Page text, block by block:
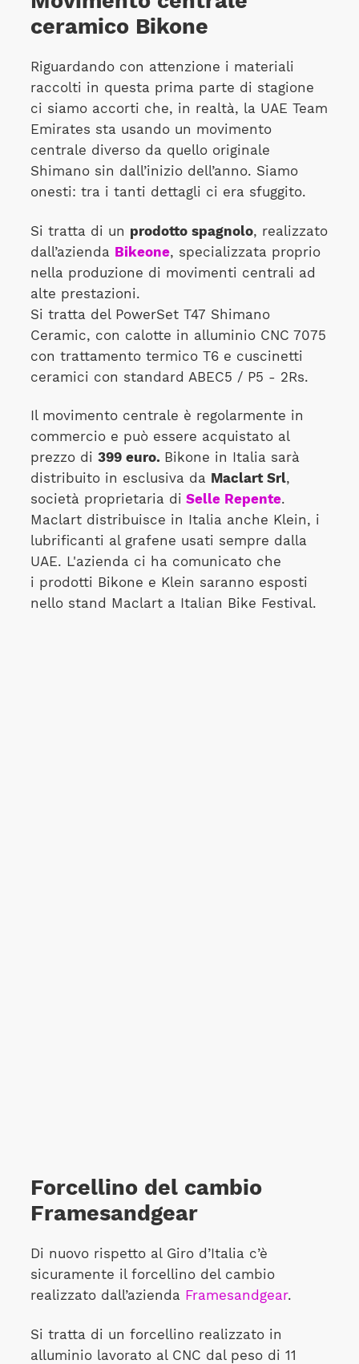
ceramico Bikone
Riguardando con attenzione i materiali
raccolti in questa prima parte di stagione
ci siamo accorti che, in realtà, la UAE Team
Emirates sta usando un movimento
centrale diverso da quello originale
Shimano sin dall’inizio dell’anno. Siamo
onesti: tra i tanti dettagli ci era sfuggito.
Si tratta di un prodotto spagnolo, realizzato
dall’azienda Bikeone, specializzata proprio
nella produzione di movimenti centrali ad
alte prestazioni.
Si tratta del PowerSet T47 Shimano
Ceramic, con calotte in alluminio CNC 7075
con trattamento termico T6 e cuscinetti
ceramici con standard ABEC5 / P5 - 2Rs.
Il movimento centrale è regolarmente in
commercio e può essere acquistato al
prezzo di 399 euro. Bikone in Italia sarà
distribuito in esclusiva da Maclart Srl,
società proprietaria di Selle Repente.
Maclart distribuisce in Italia anche Klein, i
lubrificanti al grafene usati sempre dalla
UAE. L'azienda ci ha comunicato che
i prodotti Bikone e Klein saranno esposti
nello stand Maclart a Italian Bike Festival.
Forcellino del cambio
Framesandgear
Di nuovo rispetto al Giro d’Italia c’è
sicuramente il forcellino del cambio
realizzato dall’azienda Framesandgear.
Si tratta di un forcellino realizzato in
alluminio lavorato al CNC dal peso di 11